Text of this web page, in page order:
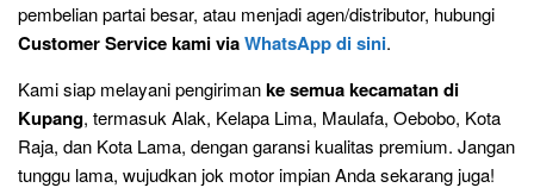
pembelian partai besar, atau menjadi agen/distributor, hubungi
Customer Service kami viaWhatsApp disini.
Kami siap melayani pengirimanke semua kecamatan di
Kupang, termasuk Alak, Kelapa Lima, Maulafa, Oebobo, Kota
Raja, dan Kota Lama, dengan garansi kualitas premium. Jangan
tunggu lama, wujudkan jok motor impian Anda sekarang juga!